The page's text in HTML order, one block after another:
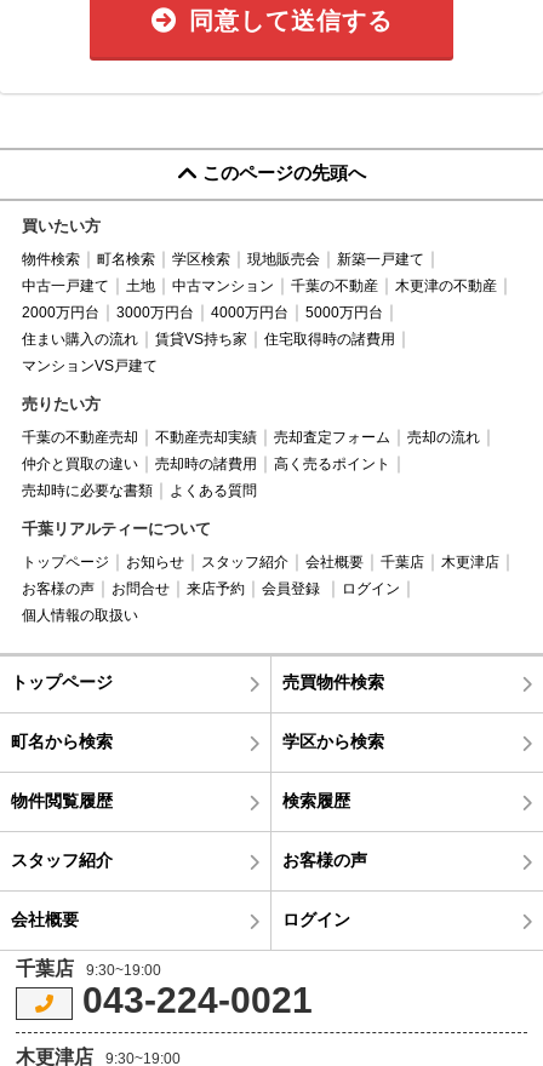
同意して送信する
このページの先頭へ
買いたい方
物件検索 町名検索 学区検索 現地販売会
新築一戸建て
中古一戸建て
土地 中古マンション 千葉の不動産
木更津の不動産
2000万円台
3000万円台 4000万円台
5000万円台
住まい購入の流れ
賃貸VS持ち家
住宅取得時の諸費用
マンションVS戸建て
売りたい方
千葉の不動産売却 不動産売却実績 売却査定フォーム
売却の流れ
仲介と買取の違い
売却時の諸費用
高く売るポイント
売却時に必要な書類
よくある質問
千葉リアルティーについて
トップページ お知らせ スタッフ紹介 会社概要 千葉店
木更津店
お客様の声
お問合せ 来店予約 会員登録
ログイン
個人情報の取扱い
トップページ 売買物件検索
町名から検索 学区から検索
物件閲覧履歴 検索履歴
スタッフ紹介 お客様の声
会社概要 ログイン
千葉店 9:30~19:00
043-224-0021
木更津店 9:30~19:00